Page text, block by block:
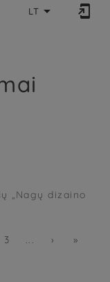
LT  
„Nagų dizaino
3 ... › »